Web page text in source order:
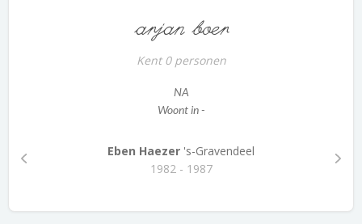
arjan boer
Kent 0 personen
NA
Woont in -
Eben Haezer 's-Gravendeel
1982 - 1987